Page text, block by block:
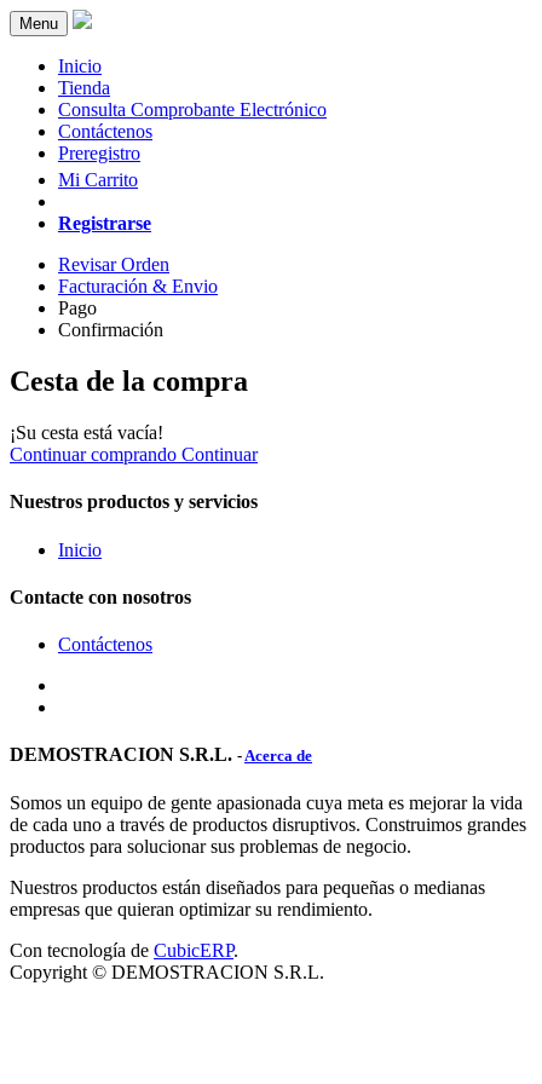
Menu
Inicio
Tienda
Consulta Comprobante Electrónico
Contáctenos
Preregistro
Mi Carrito
Registrarse
Revisar Orden
Facturación & Envio
Pago
Confirmación
Cesta de la compra
¡Su cesta está vacía!
Continuar comprando Continuar
Nuestros productos y servicios
Inicio
Contacte con nosotros
Contáctenos
DEMOSTRACION S.R.L. -Acerca de
Somos un equipo de gente apasionada cuya meta es mejorar la vida
de cada uno a través de productos disruptivos. Construimos grandes
productos para solucionar sus problemas de negocio.
Nuestros productos están diseñados para pequeñas o medianas
empresas que quieran optimizar su rendimiento.
Con tecnología de CubicERP.
Copyright © DEMOSTRACION S.R.L.